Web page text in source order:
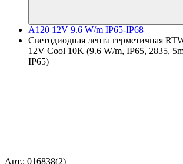
A120 12V 9.6 W/m IP65-IP68
Светодиодная лента герметичная
12V Cool 10K (9.6 W/m, IP65, 2835,
IP65)
Арт.: 016838(2)